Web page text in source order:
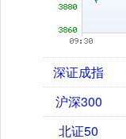
深证成指
沪深300
北证50